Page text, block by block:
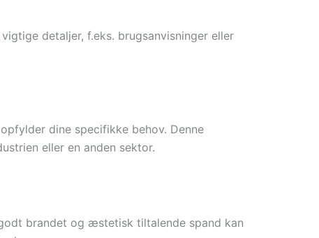
detaljer, f.eks. brugsanvisninger eller
dine specifikke behov. Denne
eller en anden sektor.
brandet og æstetisk tiltalende spand kan